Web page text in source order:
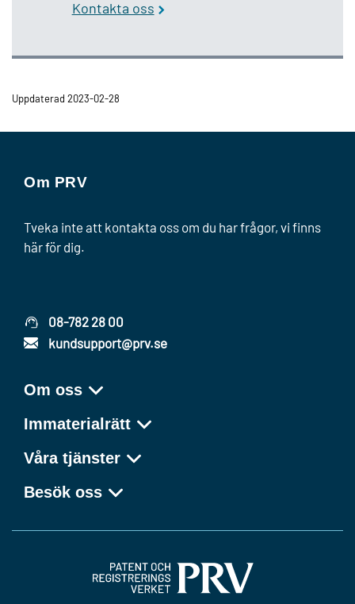
Kontakta oss
Uppdaterad 2023-02-28
Om PRV
Tveka inte att kontakta oss om du har frågor, vi finns
här för dig.
08-782 28 00
kundsupport@prv.se
Om oss
Immaterialrätt
Våra tjänster
Besök oss